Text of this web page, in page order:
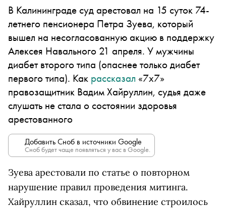
В Калининграде суд арестовал на 15 суток 74-
летнего пенсионера Петра Зуева, который
вышел на несогласованную акцию в поддержку
Алексея Навального 21 апреля. У мужчины
диабет второго типа (опаснее только диабет
первого типа). Как рассказал «7x7»
правозащитник Вадим Хайруллин, судья даже
слушать не стала о состоянии здоровья
арестованного
Добавить Сноб в источники Google
Сноб будет чаще появляться у вас в Google.
Зуева арестовали по статье о повторном
нарушение правил проведения митинга.
Хайруллин сказал, что обвинение строилось